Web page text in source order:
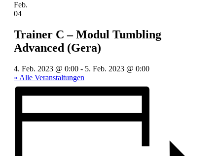
Feb.
04
Trainer C – Modul Tumbling
Advanced (Gera)
4. Feb. 2023 @ 0:00 - 5. Feb. 2023 @ 0:00
« Alle Veranstaltungen